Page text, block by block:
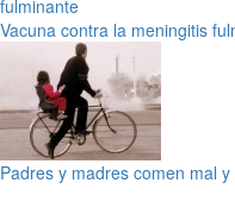
Vacuna contra la meningitis
Padres y madres comen mal